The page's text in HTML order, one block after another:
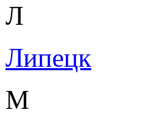
Л
Липецк
М